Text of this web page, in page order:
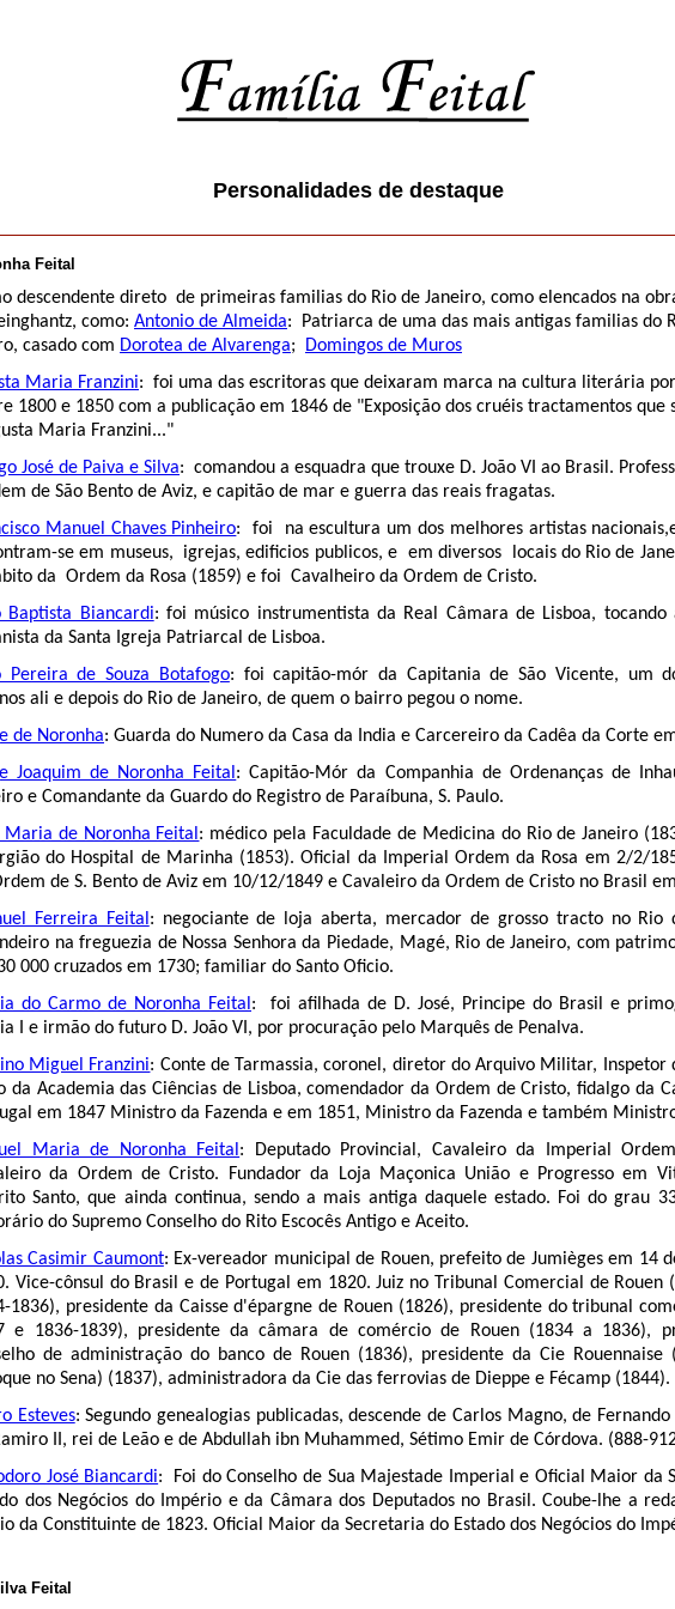
Personalidades de destaque
Feital
descendente direto de primeiras familias do Rio de Janeiro, como elencados na
como: Antonio de Almeida: Patriarca de uma das mais antigas
casado com Dorotea de Alvarenga;
Domingos de Muros
Maria Franzini: foi uma das escritoras que deixaram marca na cultura literária
e 1850 com a publicação em 1846 de "Exposição dos cruéis tractamentos que
Maria Franzini..."
José de Paiva e Silva: comandou a esquadra que trouxe D. João VI ao Brasil.
São Bento de Aviz, e capitão de mar e guerra das reais fragatas.
Manuel Chaves Pinheiro:
foi na escultura um dos melhores artistas
se em museus, igrejas, edificios publicos, e em diversos locais do Rio de
da Ordem da Rosa (1859) e foi Cavalheiro da Ordem de Cristo.
Baptista Biancardi: foi músico instrumentista da Real Câmara de Lisboa,
da Santa Igreja Patriarcal de Lisboa.
Pereira de Souza Botafogo: foi capitão-mór da Capitania de São Vicente, um
ali e depois do Rio de Janeiro, de quem o bairro pegou o nome.
de Noronha: Guarda do Numero da Casa da India e Carcereiro da Cadêa da Corte
Joaquim de Noronha Feital : Capitão-Mór da Companhia de Ordenanças de
e Comandante da Guardo do Registro de Paraíbuna, S. Paulo.
Maria de Noronha Feital : médico pela Faculdade de Medicina do Rio de Janeiro
do Hospital de Marinha (1853). Oficial da Imperial Ordem da Rosa em 2/2/
de S. Bento de Aviz em 10/12/1849 e Cavaleiro da Ordem de Cristo no Brasil
Ferreira Feital : negociante de loja aberta, mercador de grosso tracto no Rio
na freguezia de Nossa Senhora da Piedade, Magé, Rio de Janeiro, com
000 cruzados em 1730; familiar do Santo Oficio.
do Carmo de Noronha Feital : foi afilhada de D. José, Principe do Brasil e
I e irmão do futuro D. João VI, por procuração pelo Marquês de Penalva.
Miguel Franzini: Conte de Tarmassia, coronel, diretor do Arquivo Militar, Inspetor
da Academia das Ciências de Lisboa, comendador da Ordem de Cristo, fidalgo da
em 1847 Ministro da Fazenda e em 1851, Ministro da Fazenda e também
Maria de Noronha Feital : Deputado Provincial, Cavaleiro da Imperial
da Ordem de Cristo. Fundador da Loja Maçonica União e Progresso em
Santo, que ainda continua, sendo a mais antiga daquele estado. Foi do grau
do Supremo Conselho do Rito Escocês Antigo e Aceito.
Casimir Caumont: Ex-vereador municipal de Rouen, prefeito de Jumièges em 14
Vice-cônsul do Brasil e de Portugal em 1820. Juiz no Tribunal Comercial de Rouen
1836), presidente da Caisse d'épargne de Rouen (1826), presidente do tribunal
e 1836-1839), presidente da câmara de comércio de Rouen (1834 a 1836),
de administração do banco de Rouen (1836), presidente da Cie Rouennaise
no Sena) (1837), administradora da Cie das ferrovias de Dieppe e Fécamp (1844).
Esteves: Segundo genealogias publicadas, descende de Carlos Magno, de Fernando
II, rei de Leão e de Abdullah ibn Muhammed, Sétimo Emir de Córdova. (888-
José Biancardi: Foi do Conselho de Sua Majestade Imperial e Oficial Maior da
dos Negócios do Império e da Câmara dos Deputados no Brasil. Coube-lhe a
da Constituinte de 1823. Oficial Maior da Secretaria do Estado dos Negócios do
Feital